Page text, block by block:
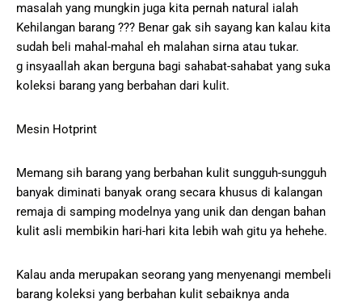
masalah yang mungkin juga kita pernah natural ialah
Kehilangan barang ??? Benar gak sih sayang kan kalau kita
sudah beli mahal-mahal eh malahan sirna atau tukar.
g insyaallah akan berguna bagi sahabat-sahabat yang suka
koleksi barang yang berbahan dari kulit.
Mesin Hotprint
Memang sih barang yang berbahan kulit sungguh-sungguh
banyak diminati banyak orang secara khusus di kalangan
remaja di samping modelnya yang unik dan dengan bahan
kulit asli membikin hari-hari kita lebih wah gitu ya hehehe.
Kalau anda merupakan seorang yang menyenangi membeli
barang koleksi yang berbahan kulit sebaiknya anda